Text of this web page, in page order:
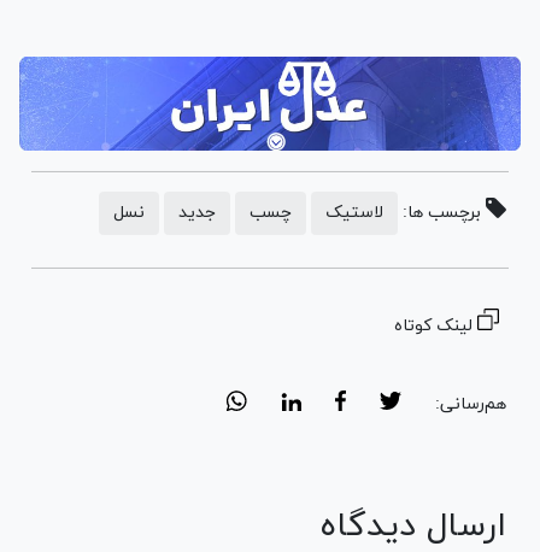
برچسب ها: لاستیک چسب جدید نسل
لینک کوتاه
هم‌رسانی:
ارسال دیدگاه